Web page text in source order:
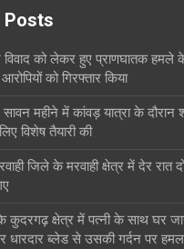
Posts
को लेकर हुए प्राणघातक
को गिरफ्तार किया
महीने में कांवड़ यात्रा के दौरान
विशेष तैयारी की
जिले के मरवाही क्षेत्र में देर रात
क्षेत्र में पत्नी के साथ घर
धारदार ब्लेड से उसकी गर्दन पर